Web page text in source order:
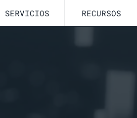
SERVICIOS RECURSOS